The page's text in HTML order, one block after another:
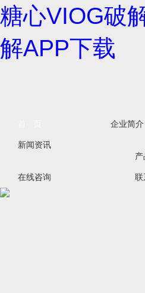
糖心VIOG破
解APP下载
企业简介
新闻资讯
在线咨询 联